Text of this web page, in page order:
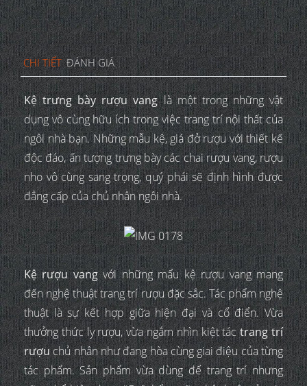
CHI TIẾT ĐÁNH GIÁ
Kệ trưng bày rượu vanglà một trong những vật
dụng vô cùng hữu ích trong việc trang trí nội thất của
ngôi nhà bạn. Những mẫu kệ, giá đở rượu với thiết kế
độc đáo, ấn tượng trưng bày các chai rượu vang, rượu
nho vô cùng sang trọng, quý phái sẽ định hình được
đẳng cấp của chủ nhân ngôi nhà.
Kệ rượu vangvới những mẩu kệ rượu vang mang
đến nghệ thuật trang trí rượu đặc sắc. Tác phẩm nghệ
thuật là sự kết hợp giữa hiện đại và cổ điển. Vừa
thưởng thức ly rượu, vừa ngắm nhìn kiệt táctrang trí
rượuchủ nhân như đang hòa cùng giai điệu của từng
tác phẩm. Sản phẩm vừa dùng để trang trí nhưng